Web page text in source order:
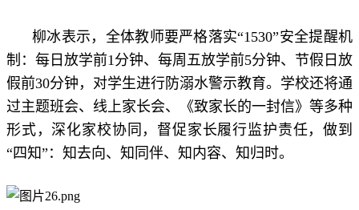
柳冰表示，全体教师要严格落实“1530”安全提醒机
制：每日放学前1分钟、每周五放学前5分钟、节假日放
假前30分钟，对学生进行防溺水警示教育。学校还将通
过主题班会、线上家长会、《致家长的一封信》等多种
形式，深化家校协同，督促家长履行监护责任，做到
“四知”：知去向、知同伴、知内容、知归时。